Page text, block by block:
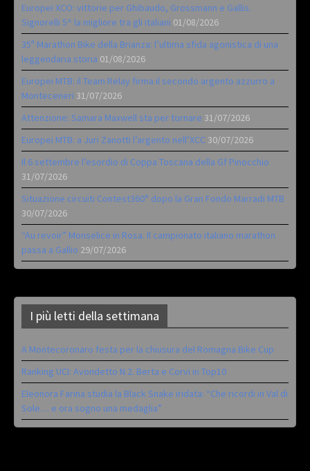
Europei XCO: vittorie per Ghibaudo, Grossmann e Gallis.
Signorelli 5^ la migliore tra gli italiani 01/08/2026
35ª Marathon Bike della Brianza: l’ultima sfida agonistica di una
leggendaria storia 01/08/2026
Europei MTB: il Team Relay firma il secondo argento azzurro a
Monteceneri 31/07/2026
Attenzione: Samara Maxwell sta per tornare 31/07/2026
Europei MTB: a Juri Zanotti l’argento nell’XCC 30/07/2026
Il 6 settembre l’esordio di Coppa Toscana della Gf Pinocchio
31/07/2026
Situazione circuiti Contest360° dopo la Gran Fondo Marradi MTB
30/07/2026
“Au revoir” Monselice in Rosa. Il campionato italiano marathon
passa a Gallio 29/07/2026
I più letti della settimana
A Montecoronaro festa per la chiusura del Romagna Bike Cup
Ranking UCI: Avondetto N.2. Berta e Corvi in Top10
Eleonora Farina studia la Black Snake iridata: “Che ricordi in Val di
Sole… e ora sogno una medaglia”